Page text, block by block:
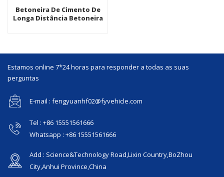
Betoneira De Cimento De
Longa Distância Betoneira
Estamos online 7*24 horas para responder a todas as suas
perguntas
E-mail : fengyuanhf02@fyvehicle.com
Tel : +86 15551561666
Whatsapp : +86 15551561666
Add : Science&Technology Road,Lixin Country,BoZhou
City,Anhui Province,China